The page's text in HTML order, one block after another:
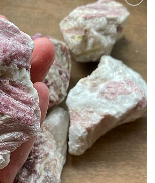
Añadir
a la
lista de
deseos